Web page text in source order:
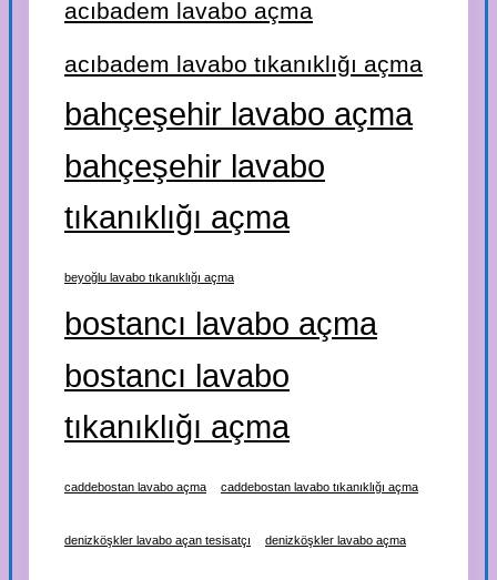
acıbadem lavabo açma
acıbadem lavabo tıkanıklığı açma
bahçeşehir lavabo açma
bahçeşehir lavabo
tıkanıklığı açma
beyoğlu lavabo tıkanıklığı açma
bostancı lavabo açma
bostancı lavabo
tıkanıklığı açma
caddebostan lavabo açma caddebostan lavabo tıkanıklığı açma
denizköşkler lavabo açan tesisatçı denizköşkler lavabo açma